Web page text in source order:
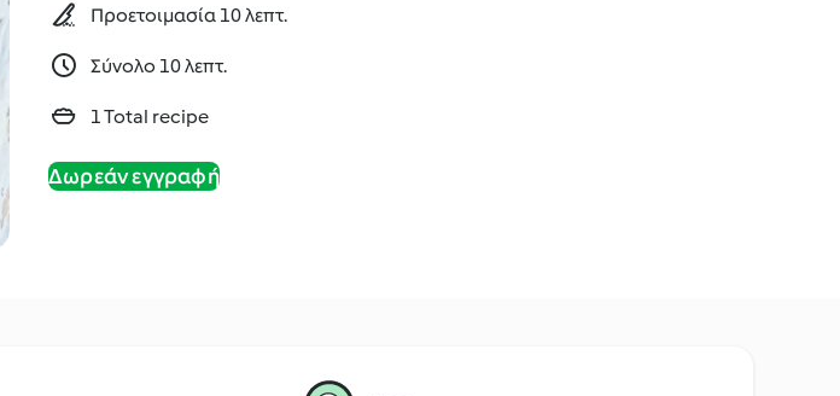
Προετοιμασία 10 λεπτ.
Σύνολο 10 λεπτ.
1 Total recipe
Δωρεάν εγγραφή